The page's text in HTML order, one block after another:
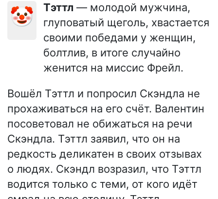
🤡 Тэттл — молодой мужчина,
глуповатый щеголь, хвастается
своими победами у женщин,
болтлив, в итоге случайно
женится на миссис Фрейл.
Вошёл Тэттл и попросил Скэндла не
прохаживаться на его счёт. Валентин
посоветовал не обижаться на речи
Скэндла. Тэттл заявил, что он на
редкость деликатен в своих отзывах
о людях. Скэндл возразил, что Тэттл
водится только с теми, от кого идёт